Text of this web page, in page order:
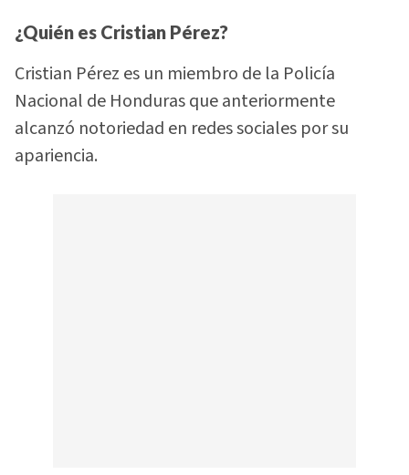
¿Quién es Cristian Pérez?
Cristian Pérez es un miembro de la Policía
Nacional de Honduras que anteriormente
alcanzó notoriedad en redes sociales por su
apariencia.